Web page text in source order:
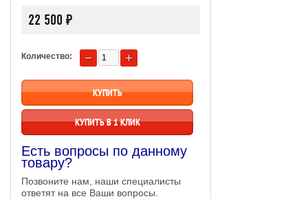
22 500 ₽
Количество:
КУПИТЬ В 1 КЛИК
Есть вопросы по данному
товару?
Позвоните нам, наши специалисты
ответят на все Ваши вопросы.